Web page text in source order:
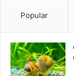
Popular